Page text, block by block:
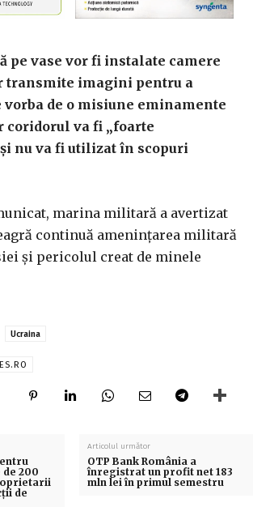
pe vase vor fi instalate camere
transmite imagini pentru a
vorba de o misiune eminamente
coridorul va fi „foarte
nu va fi utilizat în scopuri
marina militară a avertizat
continuă ameninţarea militară
şi pericolul creat de minele
Ucraina
200
de
Articolul următor
OTP Bank România a
înregistrat un profit net 183
mln lei în primul semestru